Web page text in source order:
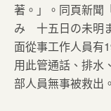
著。」。同頁新
み 十五日の未明
面從事工作人員有
用此管通話、排水
部人員無事被救出。